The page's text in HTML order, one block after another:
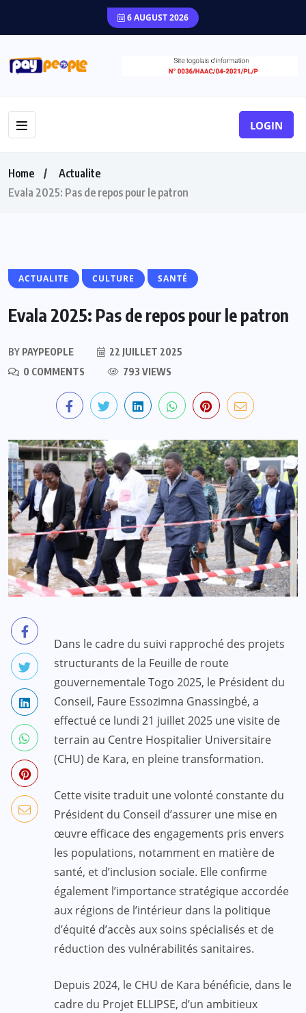
6 AUGUST 2026
LOGIN
Home
Actualite
Evala 2025: Pas de repos pour le patron
ACTUALITE CULTURE SANTÉ
Evala 2025: Pas de repos pour le patron
BY PAYPEOPLE
22 JUILLET 2025
0 COMMENTS
793 VIEWS
Dans le cadre du suivi rapproché des projets
structurants de la Feuille de route
gouvernementale Togo 2025, le Président du
Conseil, Faure Essozimna Gnassingbé, a
effectué ce lundi 21 juillet 2025 une visite de
terrain au Centre Hospitalier Universitaire
(CHU) de Kara, en pleine transformation.
Cette visite traduit une volonté constante du
Président du Conseil d’assurer une mise en
œuvre efficace des engagements pris envers
les populations, notamment en matière de
santé, et d’inclusion sociale. Elle confirme
également l’importance stratégique accordée
aux régions de l’intérieur dans la politique
d’équité d’accès aux soins spécialisés et de
réduction des vulnérabilités sanitaires.
Depuis 2024, le CHU de Kara bénéficie, dans le
cadre du Projet ELLIPSE, d’un ambitieux